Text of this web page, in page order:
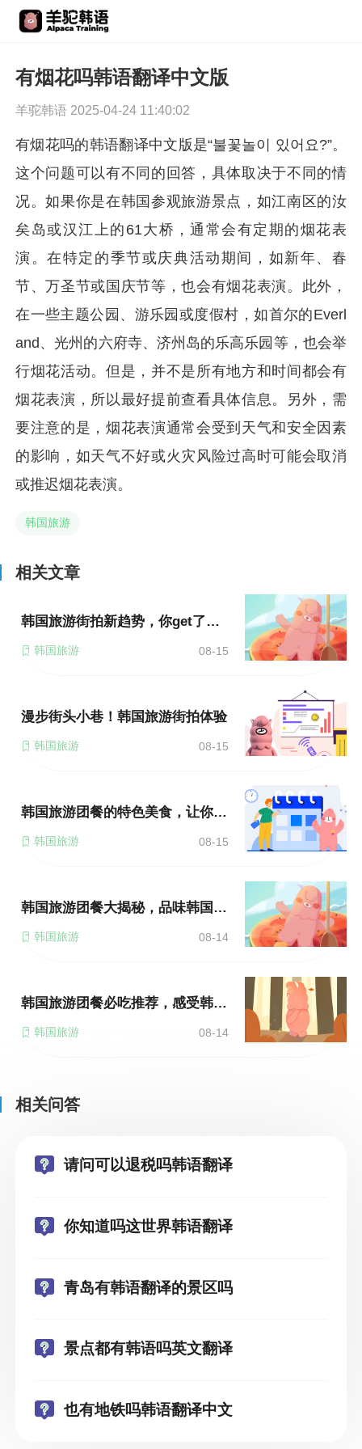
有烟花吗韩语翻译中文版
羊驼韩语 2025-04-24 11:40:02
有烟花吗的韩语翻译中文版是“불꽃놀이 있어요?”。
这个问题可以有不同的回答，具体取决于不同的情
况。如果你是在韩国参观旅游景点，如江南区的汝
矣岛或汉江上的61大桥，通常会有定期的烟花表
演。在特定的季节或庆典活动期间，如新年、春
节、万圣节或国庆节等，也会有烟花表演。此外，
在一些主题公园、游乐园或度假村，如首尔的Everl
and、光州的六府寺、济州岛的乐高乐园等，也会举
行烟花活动。但是，并不是所有地方和时间都会有
烟花表演，所以最好提前查看具体信息。另外，需
要注意的是，烟花表演通常会受到天气和安全因素
的影响，如天气不好或火灾风险过高时可能会取消
或推迟烟花表演。
韩国旅游
相关文章
韩国旅游街拍新趋势，你get了吗？
韩国旅游 08-15
漫步街头小巷！韩国旅游街拍体验
韩国旅游 08-15
韩国旅游团餐的特色美食，让你大饱口福！
韩国旅游 08-15
韩国旅游团餐大揭秘，品味韩国的传统佳肴！
韩国旅游 08-14
韩国旅游团餐必吃推荐，感受韩国的美味风情！
韩国旅游 08-14
相关问答
请问可以退税吗韩语翻译
你知道吗这世界韩语翻译
青岛有韩语翻译的景区吗
景点都有韩语吗英文翻译
也有地铁吗韩语翻译中文